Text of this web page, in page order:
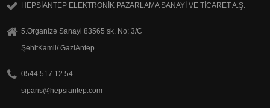
HEPSİANTEP ELEKTRONİK PAZARLAMA SANAYİ VE TİCARET A.Ş.
5.Organize Sanayi 83565 sk. No: 3/C
ŞehitKamil/ GaziAntep
0544 517 12 54
siparis@hepsiantep.com